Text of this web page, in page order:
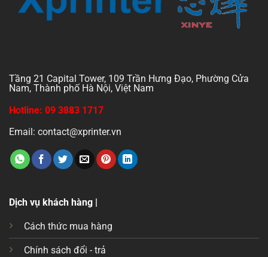
Tầng 21 Capital Tower, 109 Trần Hưng Đạo, Phường Cửa
Nam, Thành phố Hà Nội, Việt Nam
Hotline: 09 3883 1717
Email: contact@xprinter.vn
Dịch vụ khách hàng |
Cách thức mua hàng
Chính sách đổi - trả